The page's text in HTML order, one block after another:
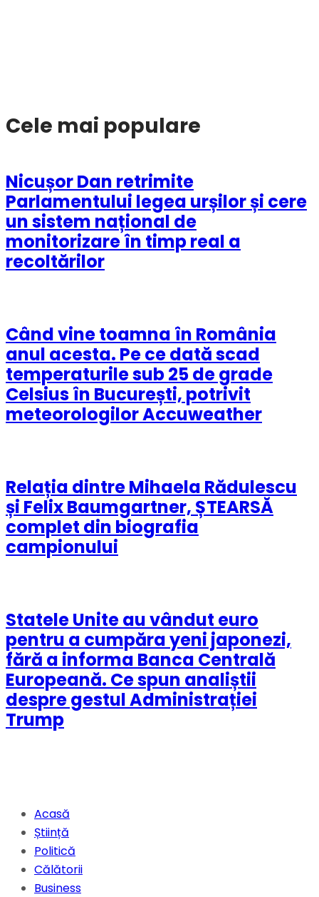
Cele mai populare
Nicușor Dan retrimite
Parlamentului legea urșilor și cere
un sistem național de
monitorizare în timp real a
recoltărilor
Când vine toamna în România
anul acesta. Pe ce dată scad
temperaturile sub 25 de grade
Celsius în București, potrivit
meteorologilor Accuweather
Relația dintre Mihaela Rădulescu
și Felix Baumgartner, ȘTEARSĂ
complet din biografia
campionului
Statele Unite au vândut euro
pentru a cumpăra yeni japonezi,
fără a informa Banca Centrală
Europeană. Ce spun analiștii
despre gestul Administrației
Trump
Acasă
Știință
Politică
Călătorii
Business